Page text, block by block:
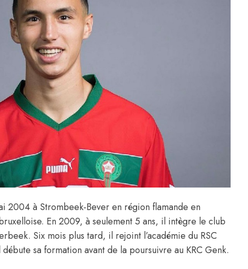
2004 à Strombeek-Bever en région flamande en
En 2009, à seulement 5 ans, il intègre le club
Six mois plus tard, il rejoint l’académie du RSC
sa formation avant de la poursuivre au KRC Genk.